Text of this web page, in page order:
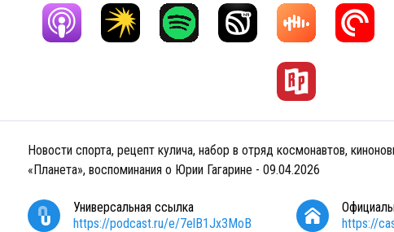
Новости спорта, рецепт кулича, набор в отряд космонавтов,
«Планета», воспоминания о Юрии Гагарине - 09.04.2026
Универсальная ссылка
https://podcast.ru/e/7elB1Jx3MoB
https://